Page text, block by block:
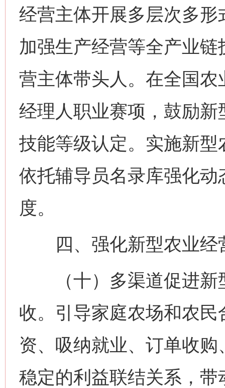
经营主体开展多层次多
加强生产经营等全产业
营主体带头人。在全国
经理人职业赛项，鼓励
技能等级认定。实施新
依托辅导员名录库强化
度。
四、强化新型农业经
（十）多渠道促进新
收。引导家庭农场和农
资、吸纳就业、订单收
稳定的利益联结关系，